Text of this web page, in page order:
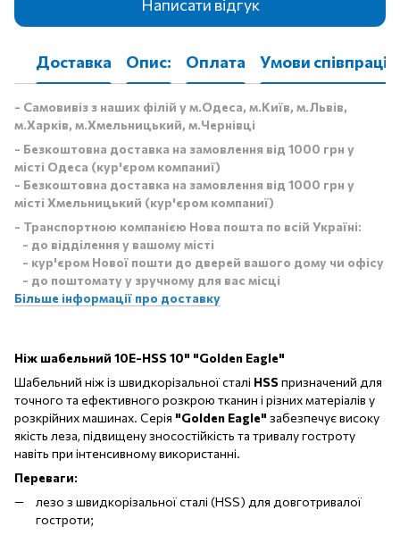
Написати відгук
Доставка Опис: Оплата Умови співпраці
- Самовивіз з наших філій у м.Одеса, м.Київ, м.Львів,
м.Харків, м.Хмельницький, м.Чернівці
- Безкоштовна доставка на замовлення від 1000 грн у
місті Одеса (кур'єром компаниї)
- Безкоштовна доставка на замовлення від 1000 грн у
місті Хмельницький (кур'єром компаниї)
- Транспортною компанією Нова пошта по всій Україні:
- до відділення у вашому місті
- кур'єром Нової пошти до дверей вашого дому чи офісу
- до поштомату у зручному для вас місці
Більше інформації про доставку
Ніж шабельний 10E-HSS 10" "Golden Eagle"
Шабельний ніж із швидкорізальної сталі HSS призначений для
точного та ефективного розкрою тканин і різних матеріалів у
розкрійних машинах. Серія "Golden Eagle" забезпечує високу
якість леза, підвищену зносостійкість та тривалу гостроту
навіть при інтенсивному використанні.
Переваги:
лезо з швидкорізальної сталі (HSS) для довготривалої
гостроти;